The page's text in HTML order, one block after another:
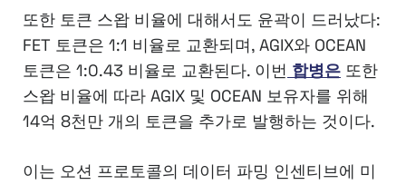
또한 토큰 스왑 비율에 대해서도 윤곽이 드러났다:
FET 토큰은 1:1 비율로 교환되며, AGIX와 OCEAN
토큰은 1:0.43 비율로 교환된다. 이번 합병은 또한
스왑 비율에 따라 AGIX 및 OCEAN 보유자를 위해
14억 8천만 개의 토큰을 추가로 발행하는 것이다.
이는 오션 프로토콜의 데이터 파밍 인센티브에 미